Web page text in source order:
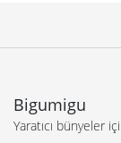
Bigumigu
Yaratıcı bünyeler